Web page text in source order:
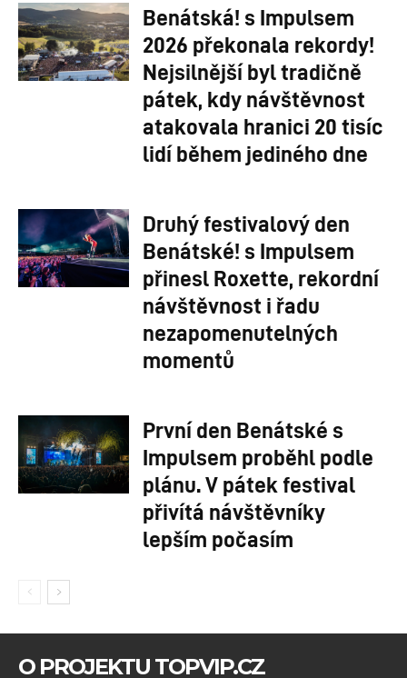
Benátská! s Impulsem
2026 překonala rekordy!
Nejsilnější byl tradičně
pátek, kdy návštěvnost
atakovala hranici 20 tisíc
lidí během jediného dne
Druhý festivalový den
Benátské! s Impulsem
přinesl Roxette, rekordní
návštěvnost i řadu
nezapomenutelných
momentů
První den Benátské s
Impulsem proběhl podle
plánu. V pátek festival
přivítá návštěvníky
lepším počasím
O PROJEKTU TOPVIP.CZ